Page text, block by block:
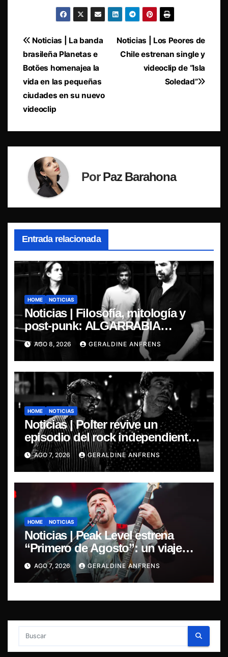
Navegación
de
entradas
Noticias | Los Peores de
Chile estrenan single y
videoclip de “Isla
Soledad”
Noticias | La banda
brasileña Planetas e
Botões homenajea la
vida en las pequeñas
ciudades en su nuevo
videoclip
PorPaz Barahona
Entrada relacionada
HOME NOTICIAS
Noticias | Filosofía, mitología y
post-punk: ALGARRABIA
presenta “Cantos de Sirena”
AGO 8, 2026 GERALDINE ANFRENS
HOME NOTICIAS
Noticias | Polter revive un
episodio del rock independiente
chileno con el lanzamiento de
“Esencial 2001–2026”
AGO 7, 2026 GERALDINE ANFRENS
HOME NOTICIAS
Noticias | Peak Level estrena
“Primero de Agosto”: un viaje
sonoro por el duelo y la memoria.
AGO 7, 2026 GERALDINE ANFRENS